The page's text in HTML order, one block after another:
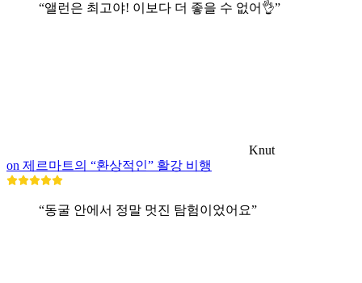
“앨런은 최고야! 이보다 더 좋을 수 없어👌”
Knut
on 제르마트의 “환상적인” 활강 비행
“동굴 안에서 정말 멋진 탐험이었어요”